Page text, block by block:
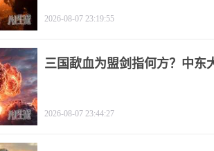
2026-08-07 23:19:55
三国歃血为盟剑指何方？中东
2026-08-07 23:44:27